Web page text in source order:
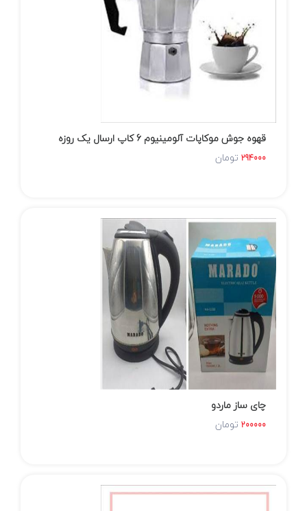
قهوه جوش موکاپات آلومینیوم 6 کاپ ارسال یک روزه
294000 تومان
چای ساز ماردو
200000 تومان